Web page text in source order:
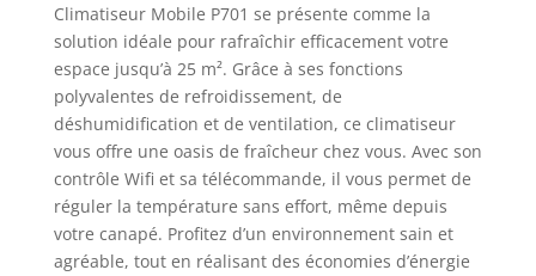
Climatiseur Mobile P701 se présente comme la
solution idéale pour rafraîchir efficacement votre
espace jusqu’à 25 m². Grâce à ses fonctions
polyvalentes de refroidissement, de
déshumidification et de ventilation, ce climatiseur
vous offre une oasis de fraîcheur chez vous. Avec son
contrôle Wifi et sa télécommande, il vous permet de
réguler la température sans effort, même depuis
votre canapé. Profitez d’un environnement sain et
agréable, tout en réalisant des économies d’énergie